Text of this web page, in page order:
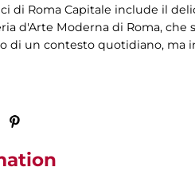
di Roma Capitale include il
d'Arte Moderna di Roma,
di un contesto quotidiano, ma